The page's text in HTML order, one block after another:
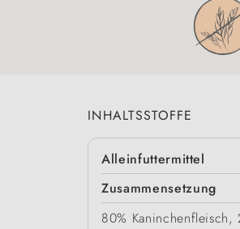
INHALTSSTOFFE
Alleinfuttermittel
Zusammensetzung
80%